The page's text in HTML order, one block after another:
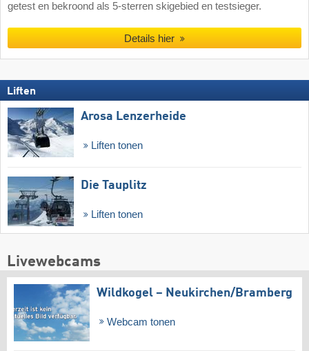
getest en bekroond als 5-sterren skigebied en testsieger.
Details hier
Liften
Arosa Lenzerheide
Liften tonen
Die Tauplitz
Liften tonen
Livewebcams
Wildkogel – Neukirchen/​Bramberg
Webcam tonen